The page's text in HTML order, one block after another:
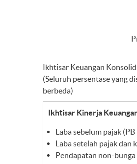
Ikhtisar Keuangan
(Seluruh persentase yang
berbeda)
Ikhtisar Kinerja
Laba sebelum pajak
Laba setelah pajak dan
Pendapatan non-bunga